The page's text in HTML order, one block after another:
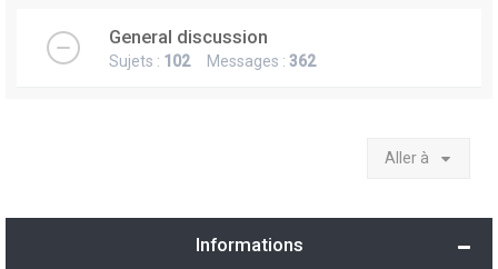
General discussion
Sujets : 102Messages : 362
Aller à
Informations